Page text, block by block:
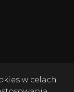
w celach